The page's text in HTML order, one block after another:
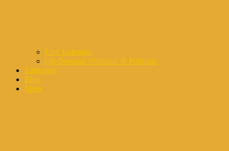
Live Kalender
On-Demand-Webinare & Podcasts
Eintragen
Blog
Mehr